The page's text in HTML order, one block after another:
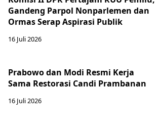
Gandeng Parpol Nonparlemen dan
Ormas Serap Aspirasi Publik
16 Juli 2026
Prabowo dan Modi Resmi Kerja
Sama Restorasi Candi Prambanan
16 Juli 2026